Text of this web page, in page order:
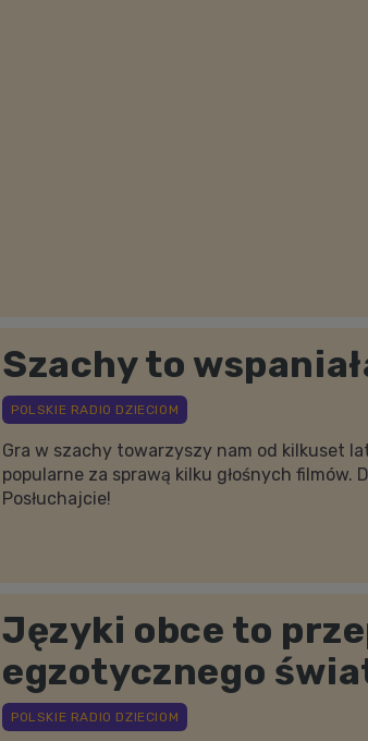
Szachy to
Gra w szachy towarzyszy nam od kilkuset
popularne za sprawą kilku głośnych filmów.
Posłuchajcie!
Języki obce to
egzotycznego